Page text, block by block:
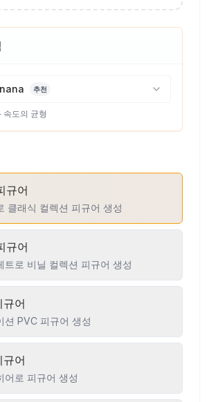
추천
속도의 균형
규어
클래식 컬렉션 피규어 생성
규어
트로 비닐 컬렉션 피규어 생성
규어
션 PVC 피규어 생성
규어
어로 피규어 생성